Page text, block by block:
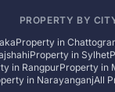
PROPERTY BY
Property in
Property in Sylhet
in RangpurProperty in
in NarayanganjAll